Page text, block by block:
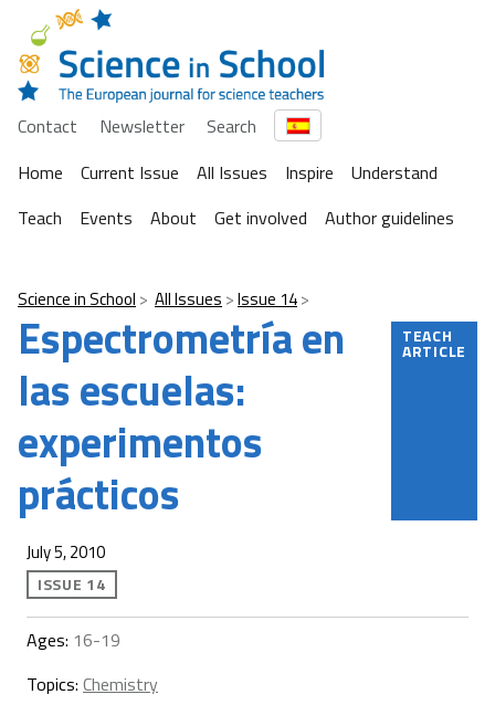
Contact Newsletter
Search
Home
Current Issue All Issues Inspire
Understand
Teach
Events About Get involved Author guidelines
Science in School All Issues Issue 14
Espectrometría en
las escuelas:
experimentos
prácticos
TEACH
ARTICLE
July 5, 2010
ISSUE 14
Ages: 16-19
Topics: Chemistry